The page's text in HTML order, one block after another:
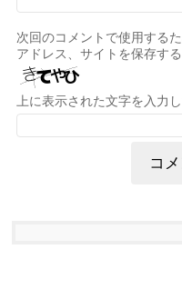
次回のコメントで使用する
アドレス、サイトを保存する
上に表示された文字を入力